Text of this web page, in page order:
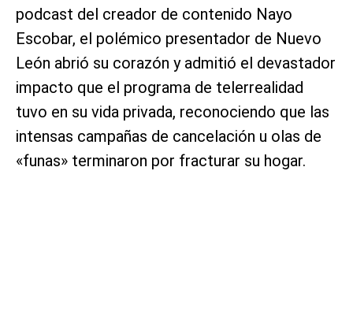
podcast del creador de contenido Nayo
Escobar, el polémico presentador de Nuevo
León abrió su corazón y admitió el devastador
impacto que el programa de telerrealidad
tuvo en su vida privada, reconociendo que las
intensas campañas de cancelación u olas de
«funas» terminaron por fracturar su hogar.